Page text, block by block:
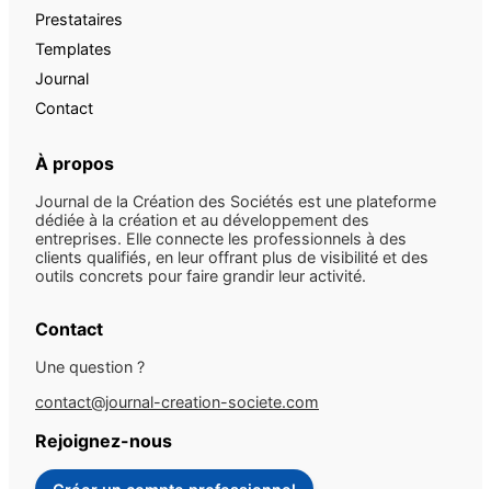
Prestataires
Templates
Journal
Contact
À propos
Journal de la Création des Sociétés est une plateforme
dédiée à la création et au développement des
entreprises. Elle connecte les professionnels à des
clients qualifiés, en leur offrant plus de visibilité et des
outils concrets pour faire grandir leur activité.
Contact
Une question ?
contact@journal-creation-societe.com
Rejoignez-nous